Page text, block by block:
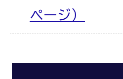
ページ）